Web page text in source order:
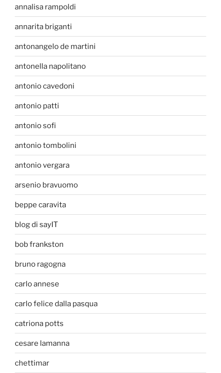
annalisa rampoldi
annarita briganti
antonangelo de martini
antonella napolitano
antonio cavedoni
antonio patti
antonio sofi
antonio tombolini
antonio vergara
arsenio bravuomo
beppe caravita
blog di sayIT
bob frankston
bruno ragogna
carlo annese
carlo felice dalla pasqua
catriona potts
cesare lamanna
chettimar